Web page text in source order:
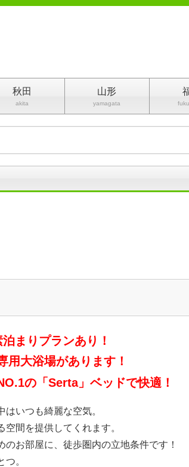
秋田
akita
山形
yamagata
まりプランあり！
用大浴場があります！
の「Serta」ベッドで快適！
いつも綺麗な空気。
間を提供してくれます。
お部屋に、徒歩圏内の立地条件です！
。